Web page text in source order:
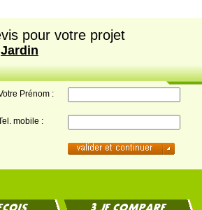
pour votre projet
Jardin
Prénom :
mobile :